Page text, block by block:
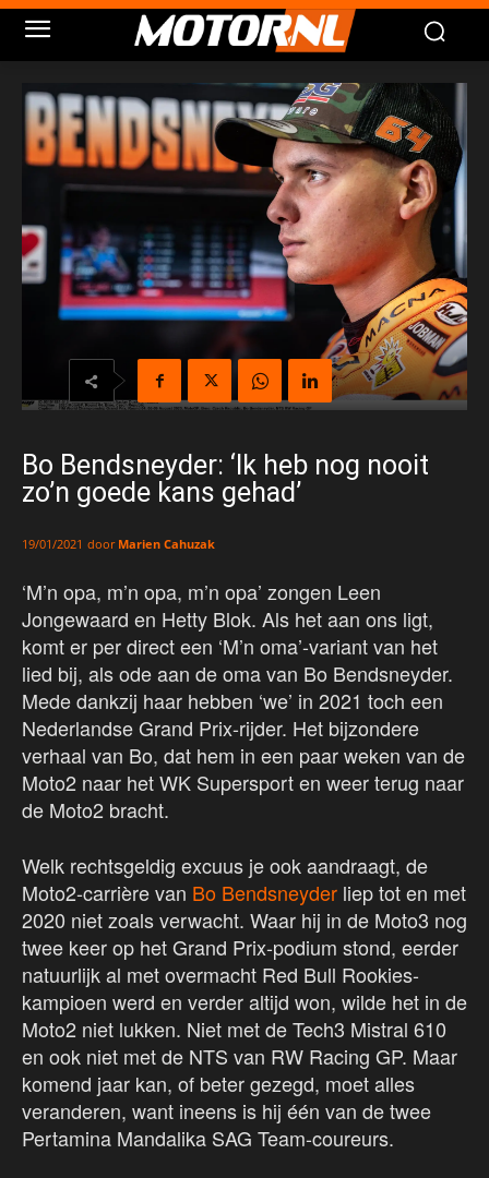
Bo Bendsneyder: ‘Ik heb nog nooit
zo’n goede kans gehad’
19/01/2021 door Marien Cahuzak
‘M’n opa, m’n opa, m’n opa’ zongen Leen
Jongewaard en Hetty Blok. Als het aan ons ligt,
komt er per direct een ‘M’n oma’-variant van het
lied bij, als ode aan de oma van Bo Bendsneyder.
Mede dankzij haar hebben ‘we’ in 2021 toch een
Nederlandse Grand Prix-rijder. Het bijzondere
verhaal van Bo, dat hem in een paar weken van de
Moto2 naar het WK Supersport en weer terug naar
de Moto2 bracht.
Welk rechtsgeldig excuus je ook aandraagt, de
Moto2-carrière van Bo Bendsneyder liep tot en met
2020 niet zoals verwacht. Waar hij in de Moto3 nog
twee keer op het Grand Prix-podium stond, eerder
natuurlijk al met overmacht Red Bull Rookies-
kampioen werd en verder altijd won, wilde het in de
Moto2 niet lukken. Niet met de Tech3 Mistral 610
en ook niet met de NTS van RW Racing GP. Maar
komend jaar kan, of beter gezegd, moet alles
veranderen, want ineens is hij één van de twee
Pertamina Mandalika SAG Team-coureurs.